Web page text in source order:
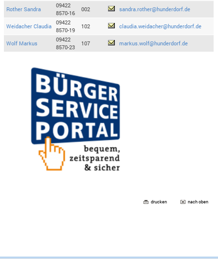
Rother Sandra
09422
8570-16
002 sandra.rother@hunderdorf.de
Weidacher Claudia
09422
8570-19
102 claudia.weidacher@hunderdorf.de
Wolf Markus
09422
8570-23
107 markus.wolf@hunderdorf.de
drucken nach oben